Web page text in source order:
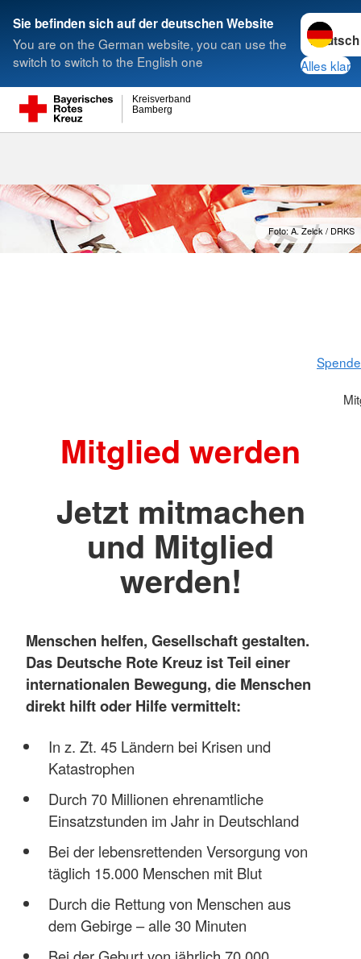
Sie befinden sich auf der deutschen Website
You are on the German website, you can use the
switch to switch to the English one
Sprache
Alles klar
Bamberg
Kreisverband
Suche
Foto: A. Zelck / DRKS
Mitglied werden
Jetzt mitmachen
und Mitglied
werden!
Menschen helfen, Gesellschaft gestalten.
Das Deutsche Rote Kreuz ist Teil einer
internationalen Bewegung, die Menschen
direkt hilft oder Hilfe vermittelt:
In z. Zt. 45 Ländern bei Krisen und
Katastrophen
Durch 70 Millionen ehrenamtliche
Einsatzstunden im Jahr in Deutschland
Bei der lebensrettenden Versorgung von
täglich 15.000 Menschen mit Blut
Durch die Rettung von Menschen aus
dem Gebirge – alle 30 Minuten